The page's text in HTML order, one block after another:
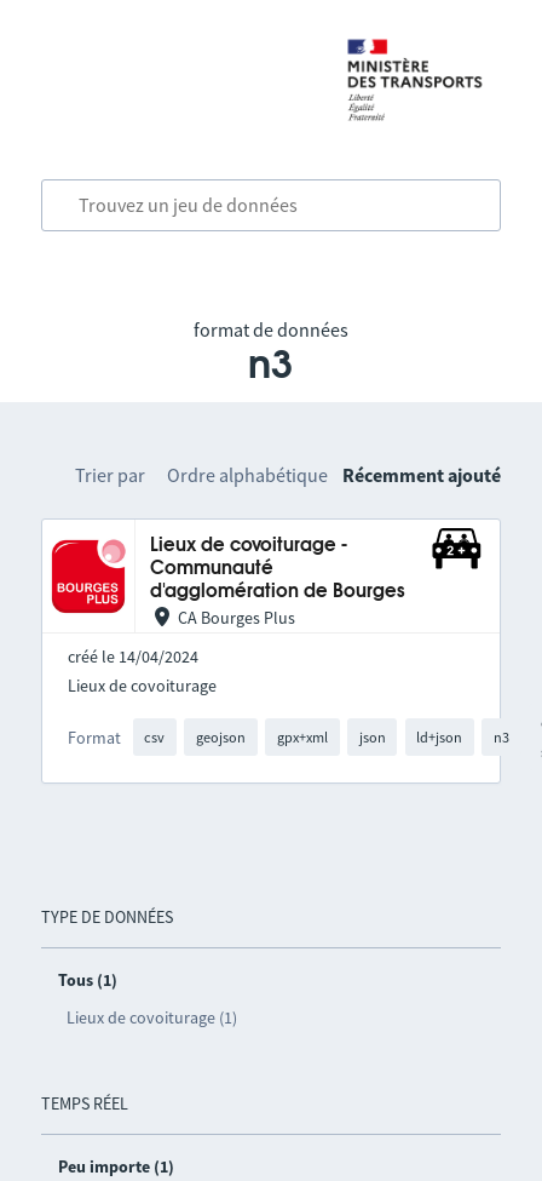
format de données
n3
TYPE DE DONNÉES
Tous (1)
Lieux de covoiturage (1)
TEMPS RÉEL
Peu importe (1)
Trier par Ordre alphabétique Récemment ajouté
Lieux de covoiturage -
Communauté
d'agglomération de Bourges
CA Bourges Plus
créé le 14/04/2024
Format csv geojson gpx+xml json ld+json n3
Lieux de covoiturage